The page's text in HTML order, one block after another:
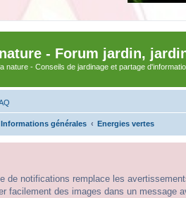
- Forum jardin,
nature - Conseils de jardinage et partage
Informations générales Energies vertes
de notifications remplace les
facilement des images dans un message